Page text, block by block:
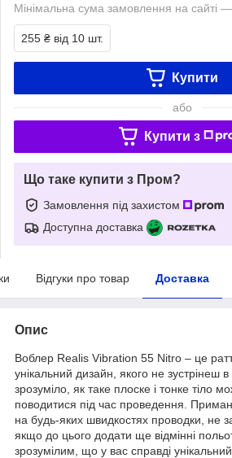
Мінімальна сума замовлення на сайті
255 ₴ від 10 шт.
Купити
або
Купити з
Що таке купити з Пром?
Замовлення під захистом
Доступна доставка
Відгуки про товар Доставка
Опис
Воблер Realis Vibration 55 Nitro – це
унікальний дизайн, якого не зустрінеш
зрозуміло, як таке плоске і тонке тіло
поводитися під час проведення.
на будь-яких швидкостях проводки, не
якщо до цього додати ще відмінні
зрозумілим, що у вас справді